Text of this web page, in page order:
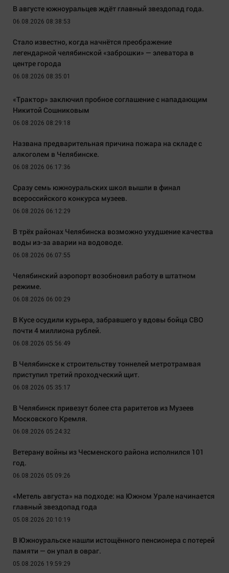
В августе южноуральцев ждёт главный звездопад года.
06.08.2026 08:38:53
Стало известно, когда начнётся преображение
легендарной челябинской «заброшки» — элеватора в
центре города
06.08.2026 08:35:01
«Трактор» заключил пробное соглашение с нападающим
Никитой Сошниковым
06.08.2026 08:29:18
Названа предварительная причина пожара на складе с
алкоголем в Челябинске.
06.08.2026 06:17:36
Сразу семь южноуральских школ вышли в финал
всероссийского конкурса музеев.
06.08.2026 06:12:29
В трёх районах Челябинска возможно ухудшение качества
воды из-за аварии на водоводе.
06.08.2026 06:07:55
Челябинский аэропорт возобновил работу в штатном
режиме.
06.08.2026 06:00:29
В Кусе осудили курьера, забравшего у вдовы бойца СВО
почти 4 миллиона рублей.
06.08.2026 05:56:49
В Челябинске к строительству тоннелей метротрамвая
приступил третий проходческий щит.
06.08.2026 05:35:17
В Челябинск привезут более ста раритетов из Музеев
Московского Кремля.
06.08.2026 05:24:32
Ветерану войны из Чесменского района исполнился 101
год.
06.08.2026 05:09:26
«Метель августа» на подходе: на Южном Урале начинается
главный звездопад года
05.08.2026 20:10:19
В Южноуральске нашли истощённого пенсионера с потерей
памяти — он упал в овраг.
05.08.2026 19:59:29